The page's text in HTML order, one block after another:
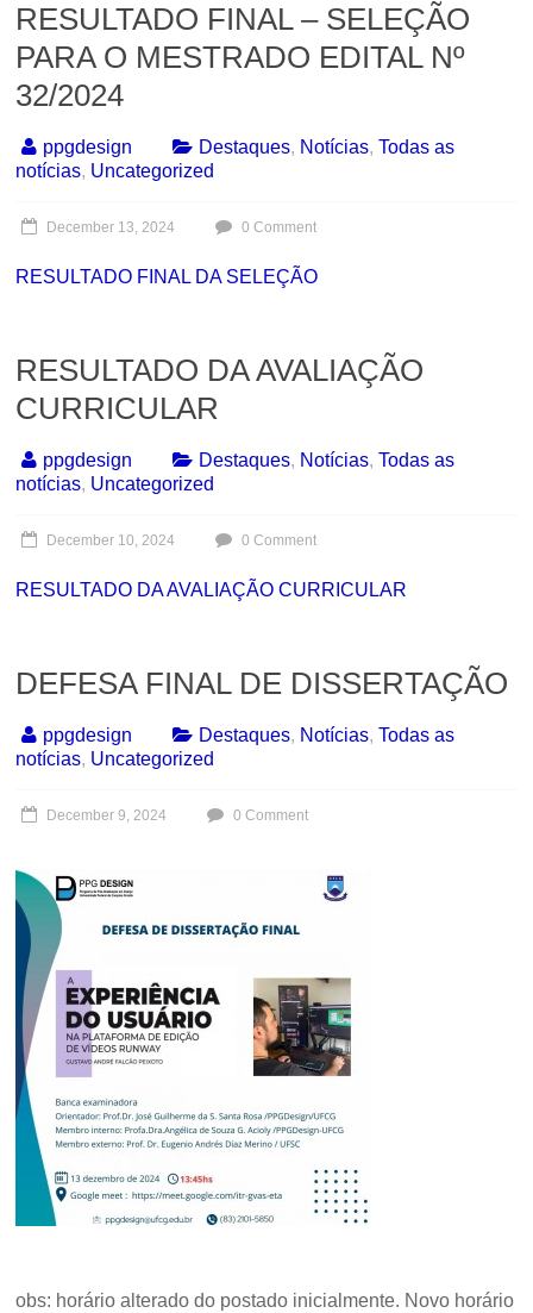
RESULTADO FINAL – SELEÇÃO
PARA O MESTRADO EDITAL Nº
32/2024
ppgdesign Destaques, Notícias,Todas as
notícias, Uncategorized
December 13, 2024 0 Comment
RESULTADO FINAL DA SELEÇÃO
RESULTADO DA AVALIAÇÃO
CURRICULAR
ppgdesign Destaques, Notícias,Todas as
notícias, Uncategorized
December 10, 2024 0 Comment
RESULTADO DA AVALIAÇÃO CURRICULAR
DEFESA FINAL DE DISSERTAÇÃO
ppgdesign Destaques, Notícias,Todas as
notícias, Uncategorized
December 9, 2024 0 Comment
obs: horário alterado do postado inicialmente. Novo horário